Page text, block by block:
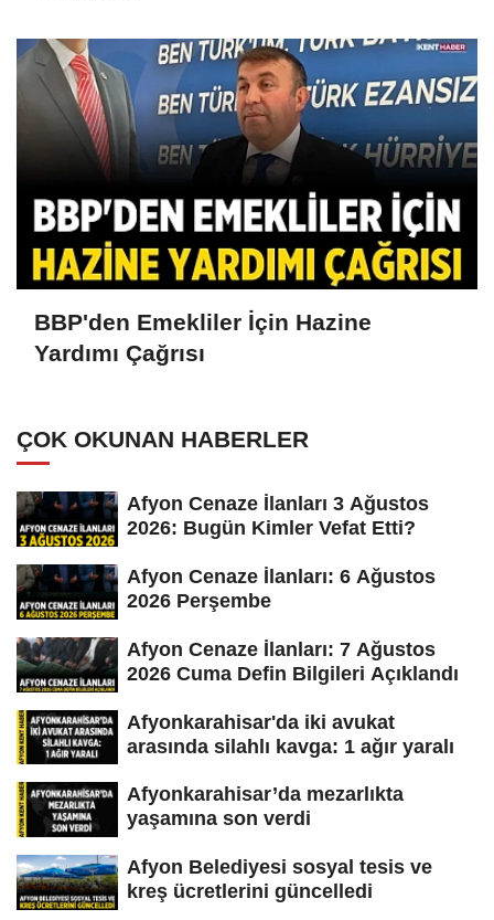
BBP'den Emekliler İçin Hazine
Yardımı Çağrısı
ÇOK OKUNAN HABERLER
Afyon Cenaze İlanları 3 Ağustos
2026: Bugün Kimler Vefat Etti?
Afyon Cenaze İlanları: 6 Ağustos
2026 Perşembe
Afyon Cenaze İlanları: 7 Ağustos
2026 Cuma Defin Bilgileri Açıklandı
Afyonkarahisar'da iki avukat
arasında silahlı kavga: 1 ağır yaralı
Afyonkarahisar’da mezarlıkta
yaşamına son verdi
Afyon Belediyesi sosyal tesis ve
kreş ücretlerini güncelledi